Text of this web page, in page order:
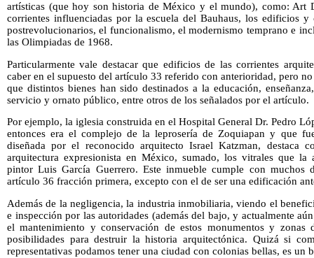
artísticas (que hoy son historia de México y el mundo), como: Art
corrientes influenciadas por la escuela del Bauhaus, los edificios
postrevolucionarios, el funcionalismo, el modernismo temprano e
las Olimpiadas de 1968.
Particularmente vale destacar que edificios de las corrientes
caber en el supuesto del artículo 33 referido con anterioridad, pero
que distintos bienes han sido destinados a la educación,
servicio y ornato público, entre otros de los señalados por el artículo.
Por ejemplo, la iglesia construida en el Hospital General Dr. Pedro
entonces era el complejo de la leprosería de Zoquiapan y que
diseñada por el reconocido arquitecto Israel Katzman, destaca
arquitectura expresionista en México, sumado, los vitrales que la
pintor Luis García Guerrero. Este inmueble cumple con muchos
artículo 36 fracción primera, excepto con el de ser una edificación
Además de la negligencia, la industria inmobiliaria, viendo el
e inspección por las autoridades (además del bajo, y actualmente
el mantenimiento y conservación de estos monumentos y zonas
posibilidades para destruir la historia arquitectónica. Quizá si
representativas podamos tener una ciudad con colonias bellas, es un